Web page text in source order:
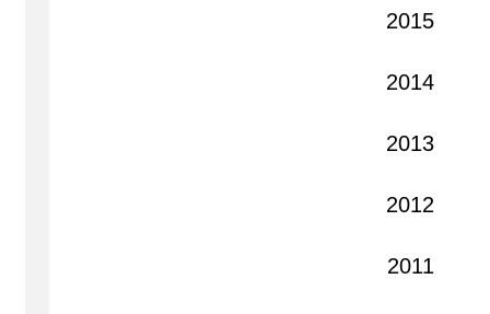
2015
2014
2013
2012
2011